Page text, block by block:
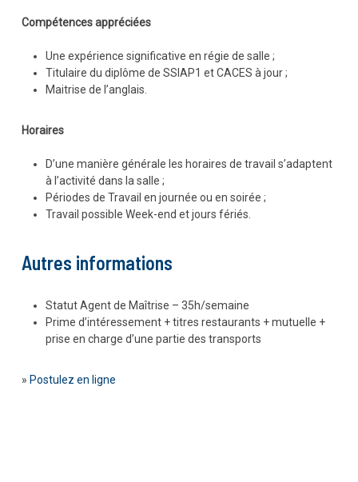
Compétences appréciées
Une expérience significative en régie de salle ;
Titulaire du diplôme de SSIAP1 et CACES à jour ;
Maitrise de l’anglais.
Horaires
D’une manière générale les horaires de travail s’adaptent
à l’activité dans la salle ;
Périodes de Travail en journée ou en soirée ;
Travail possible Week-end et jours fériés.
Autres informations
Statut Agent de Maîtrise – 35h/semaine
Prime d’intéressement + titres restaurants + mutuelle +
prise en charge d’une partie des transports
» Postulez en ligne